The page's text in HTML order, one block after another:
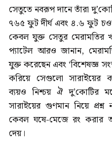
সেতুতে নবরূপ দানে তাঁরা
৭৬৫ ফুট দীর্ঘ এবং ৪.৬ ফুট
কেবল যুক্ত সেতুর মেরামতির
প্যাটেল আরও জানান,
যুক্ত করেছেন এবং ‘বিশেষজ্ঞ
করিয়ে সেগুলো সারাইয়ের
ব্যয়ও নিশ্চয় ঐ দু’কোটির
সারাইয়ের গুণমান নিয়ে
কেবল ঘষে-মেজে রং করার
দেয়।